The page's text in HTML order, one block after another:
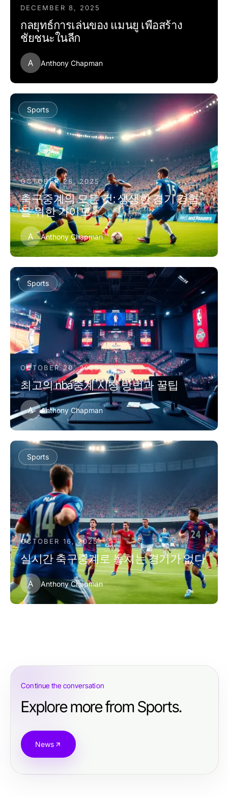
DECEMBER 8, 2025
กลยุทธ์การเล่นของ แมนยู เพื่อสร้าง
ชัยชนะในลีก
A Anthony Chapman
Sports
OCTOBER 28, 2025
축구중계의 모든 것: 생생한 경기 경험
을 위한 가이드
A Anthony Chapman
Sports
OCTOBER 20, 2025
최고의 nba중계 시청 방법과 꿀팁
A Anthony Chapman
Sports
OCTOBER 16, 2025
실시간 축구중계로 놓치는 경기가 없다
A Anthony Chapman
Continue the conversation
Explore more from Sports.
News